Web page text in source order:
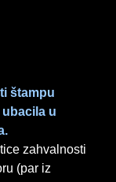
štampu
u
zahvalnosti
(par iz